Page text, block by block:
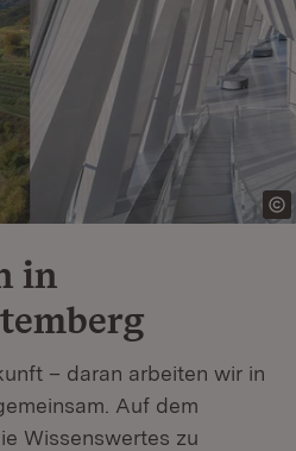
in
– daran arbeiten wir in
Auf dem
Wissenswertes zu